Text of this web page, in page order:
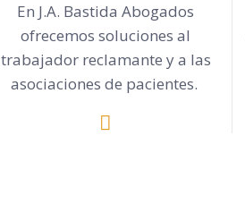
En J.A. Bastida Abogados
ofrecemos soluciones al
trabajador reclamante y a las
asociaciones de pacientes.